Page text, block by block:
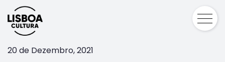
20 de Dezembro, 2021